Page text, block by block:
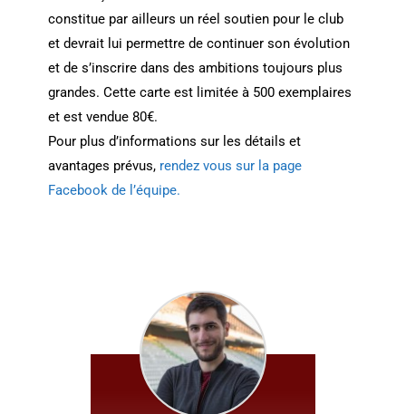
constitue par ailleurs un réel soutien pour le club
et devrait lui permettre de continuer son évolution
et de s’inscrire dans des ambitions toujours plus
grandes. Cette carte est limitée à 500 exemplaires
et est vendue 80€.
Pour plus d’informations sur les détails et
avantages prévus, rendez vous sur la page
Facebook de l’équipe.